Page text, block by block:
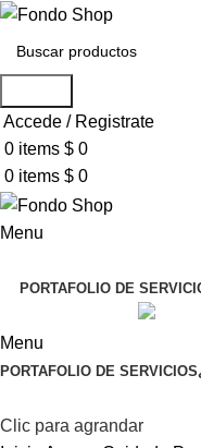
Accede / Registrate
0 items $ 0
0 items $ 0
Menu
PORTAFOLIO DE
Menu
PORTAFOLIO DE SERVICIOS
Clic para agrandar